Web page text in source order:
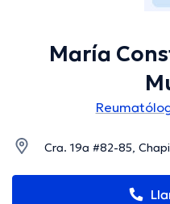
María
Cra. 19a #82-85,